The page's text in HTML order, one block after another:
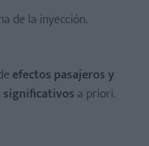
de la inyección.
efectos pasajeros y
significativosa priori.